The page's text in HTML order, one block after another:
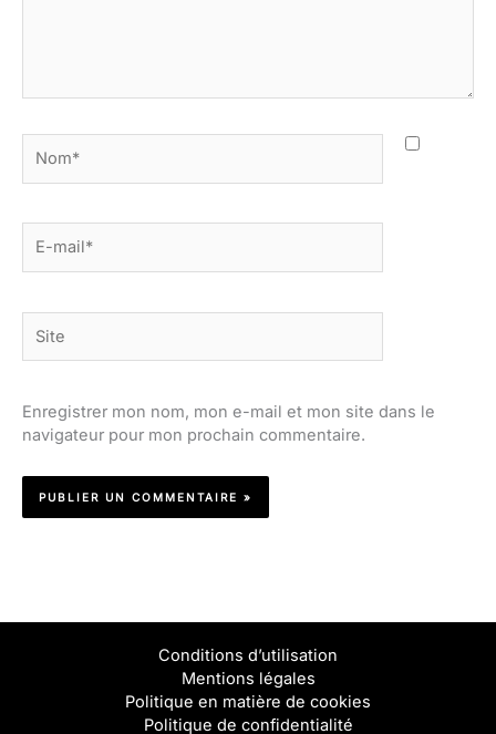
mail*
Enregistrer mon nom, mon e-mail et mon site dans le
navigateur pour mon prochain commentaire.
Conditions d’utilisation
Mentions légales
Politique en matière de cookies
Politique de confidentialité